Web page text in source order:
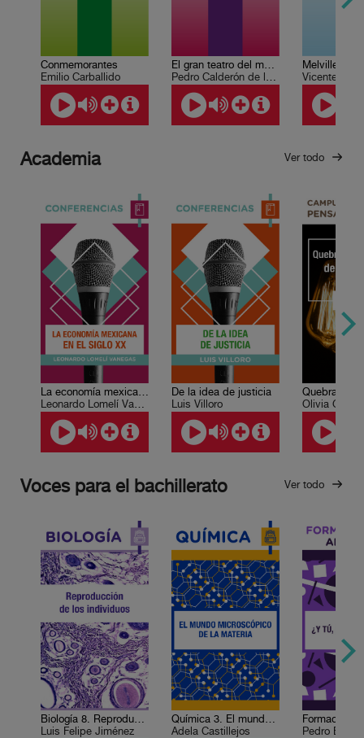
Conmemorantes
Emilio Carballido
El gran teatro del mundo
Pedro Calderón de la Barca
Melville en
Vicente
Academia Ver todo
La economía mexicana en el siglo XX
Leonardo Lomelí Vanegas
De la idea de justicia
Luis Villoro
Olivia Gall
Voces para el bachillerato Ver todo
Biología 8. Reproducción de los individuos
Luis Felipe Jiménez
Química 3. El mundo microscópico de la materia
Adela Castillejos